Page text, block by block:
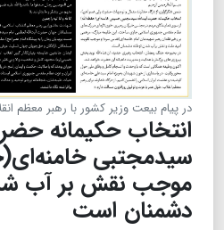
در پیام بیعت وزیر کشور با رهبر معظم
انتخاب حکیمانه
سیدمجتبی
موجب نقش بر آب
دشمنان است